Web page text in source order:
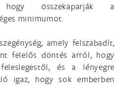
hogy összekaparják a
minimumot.
amely felszabadít,
felelős döntés arról, hogy
és a lényegre
igaz, hogy sok emberben